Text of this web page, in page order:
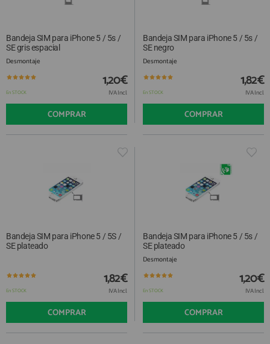
Bandeja SIM para iPhone 5 / 5s /
SE gris espacial
Desmontaje
En STOCK
1,20€
IVA Incl.
COMPRAR
Bandeja SIM para iPhone 5 / 5s /
SE negro
Desmontaje
En STOCK
1,82€
IVA Incl.
COMPRAR
Bandeja SIM para iPhone 5 / 5S /
SE plateado
En STOCK
1,82€
IVA Incl.
COMPRAR
Bandeja SIM para iPhone 5 / 5s /
SE plateado
Desmontaje
En STOCK
1,20€
IVA Incl.
COMPRAR